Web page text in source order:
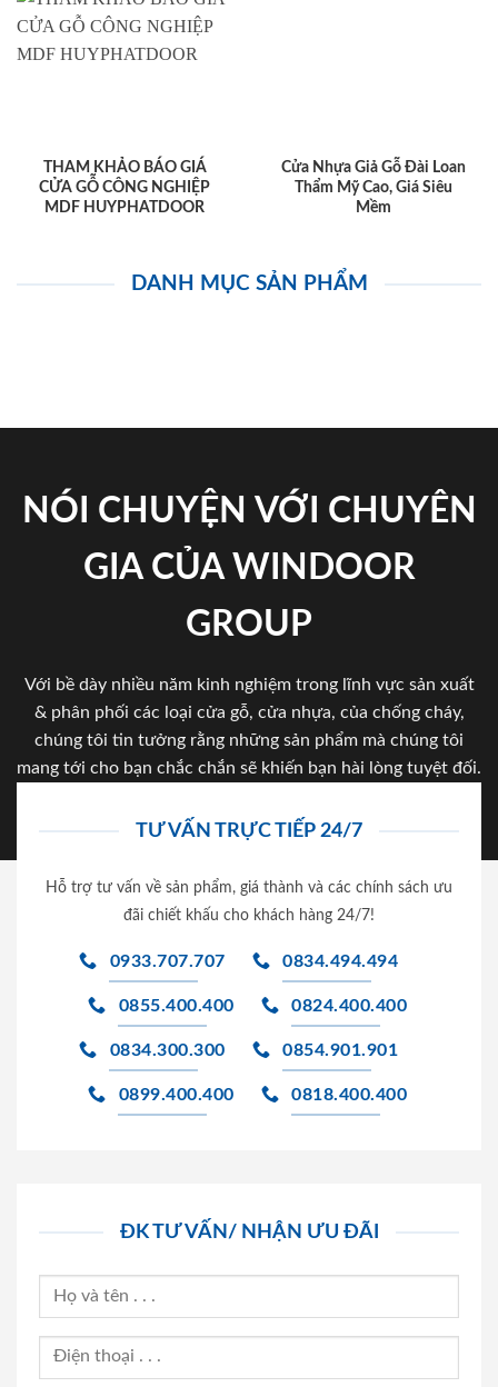
THAM KHẢO BÁO GIÁ
CỬA GỖ CÔNG NGHIỆP
MDF HUYPHATDOOR
Cửa Nhựa Giả Gỗ Đài Loan
Thẩm Mỹ Cao, Giá Siêu
Mềm
DANH MỤC SẢN PHẨM
NÓI CHUYỆN VỚI CHUYÊN
GIA CỦA WINDOOR
GROUP
Với bề dày nhiều năm kinh nghiệm trong lĩnh vực sản xuất
& phân phối các loại cửa gỗ, cửa nhựa, của chống cháy,
chúng tôi tin tưởng rằng những sản phẩm mà chúng tôi
mang tới cho bạn chắc chắn sẽ khiến bạn hài lòng tuyệt đối.
TƯ VẤN TRỰC TIẾP 24/7
Hỗ trợ tư vấn về sản phẩm, giá thành và các chính sách ưu
đãi chiết khấu cho khách hàng 24/7!
0933.707.707 0834.494.494
0855.400.400 0824.400.400
0834.300.300 0854.901.901
0899.400.400 0818.400.400
ĐK TƯ VẤN/ NHẬN ƯU ĐÃI